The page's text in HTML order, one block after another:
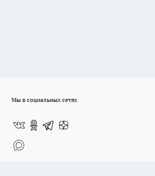
Мы в социальных сетях